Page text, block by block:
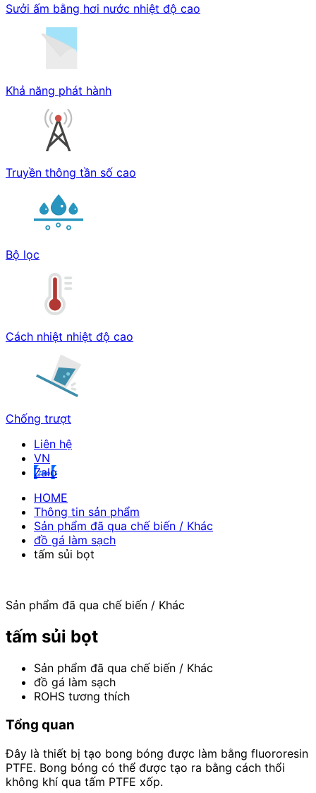
Sưởi ấm bằng hơi nước nhiệt độ cao
Khả năng phát hành
Truyền thông tần số cao
Bộ lọc
Cách nhiệt nhiệt độ cao
Chống trượt
Liên hệ
Zalo
HOME
Thông tin sản phẩm
Sản phẩm đã qua chế biến / Khác
đồ gá làm sạch
tấm sủi bọt
Sản phẩm đã qua chế biến / Khác
tấm sủi bọt
Sản phẩm đã qua chế biến / Khác
đồ gá làm sạch
ROHS tương thích
Tổng quan
Đây là thiết bị tạo bong bóng được làm bằng fluororesin
PTFE. Bong bóng có thể được tạo ra bằng cách thổi
không khí qua tấm PTFE xốp.